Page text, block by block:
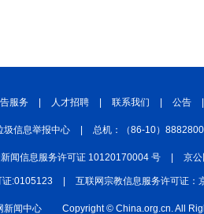
服务 | 人才招聘 | 联系我们 | 公告 |
圾信息举报中心 | 总机：（86-10）
闻信息服务许可证 10120170004 号 | 京
证:0105123 | 互联网宗教信息服务许可证：
新闻中心 Copyright © China.org.cn. All